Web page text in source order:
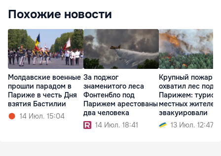
Похожие новости
Молдавские военные
прошли парадом в
Париже в честь Дня
взятия Бастилии
14 Июл. 15:04
За поджог
знаменитого леса
Фонтенбло под
Парижем арестованы
два человека
14 Июл. 18:41
Крупный пожар
охватил лес под
Парижем:
местных жителей
эвакуировали
13 Июл. 12:47